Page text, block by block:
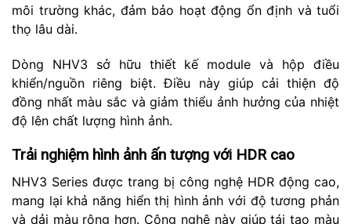
môi trường khác, đảm bảo hoạt động ổn định và tuổi
thọ lâu dài.
Dòng NHV3 sở hữu thiết kế module và hộp điều
khiển/nguồn riêng biệt. Điều này giúp cải thiện độ
đồng nhất màu sắc và giảm thiểu ảnh hưởng của nhiệt
độ lên chất lượng hình ảnh.
Trải nghiệm hình ảnh ấn tượng với HDR cao
NHV3 Series được trang bị công nghệ HDR động cao,
mang lại khả năng hiển thị hình ảnh với độ tương phản
và dải màu rộng hơn. Công nghệ này giúp tái tạo màu